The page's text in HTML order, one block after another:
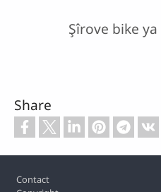
Şîrove bike
Share
Contact